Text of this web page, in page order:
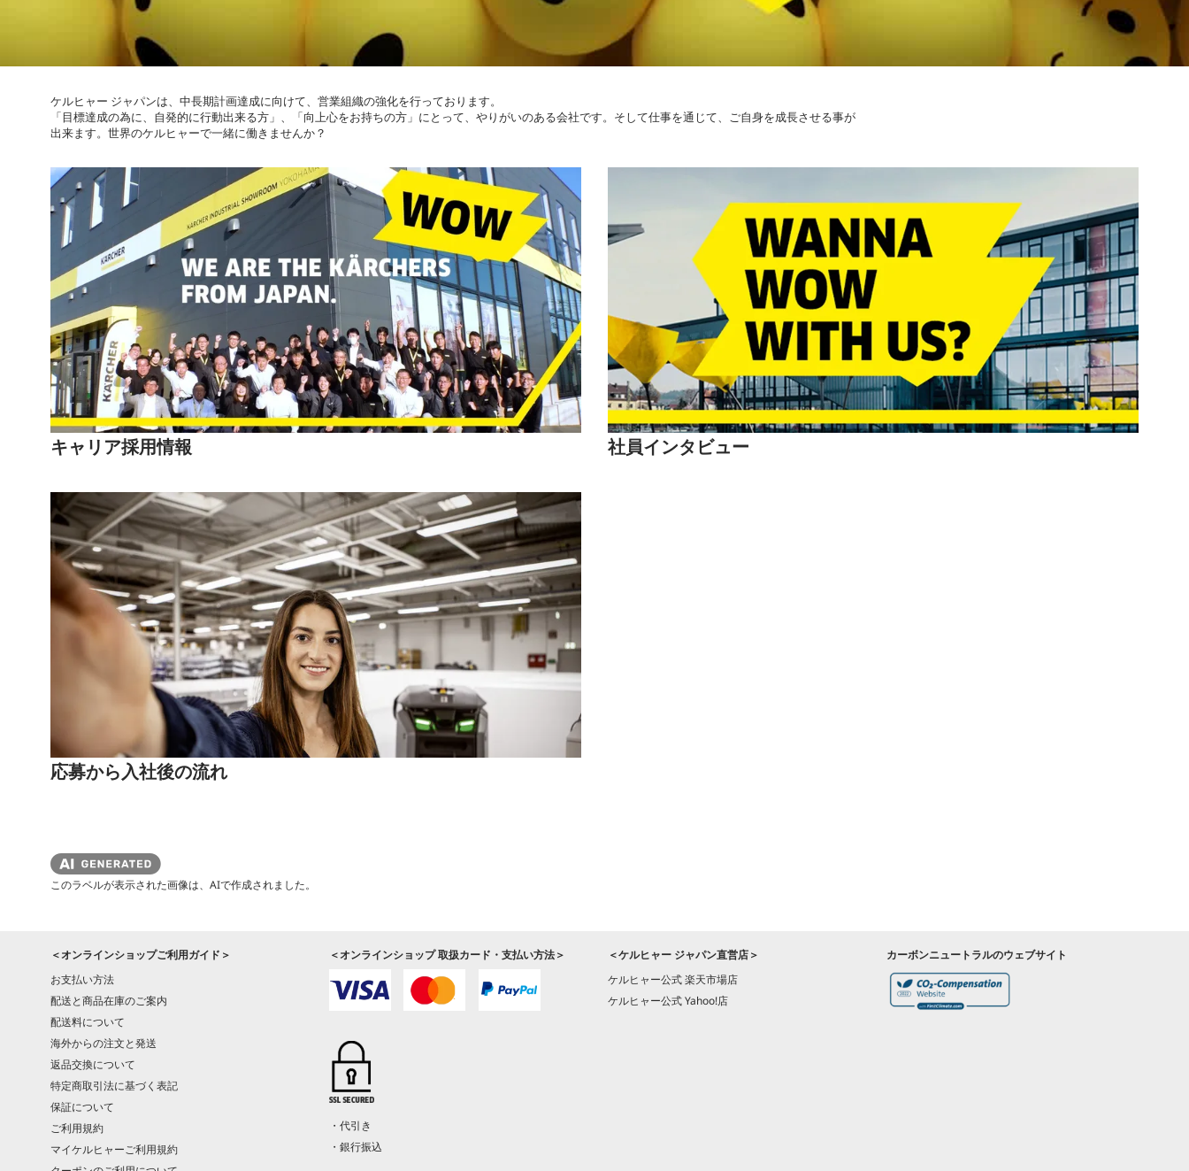
ケルヒャー ジャパンは、中長期計画達成に向けて、営業組織の強化を行っております。
「目標達成の為に、自発的に行動出来る方」、「向上心をお持ちの方」にとって、やりがいのある会社です。そして仕事を通じて、ご自身を成長させる事が
出来ます。世界のケルヒャーで一緒に働きませんか？
キャリア採用情報 社員インタビュー
応募から入社後の流れ
このラベルが表示された画像は、AIで作成されました。
＜オンラインショップご利用ガイド＞
お支払い方法
配送と商品在庫のご案内
配送料について
海外からの注文と発送
返品交換について
特定商取引法に基づく表記
保証について
ご利用規約
マイケルヒャーご利用規約
＜オンラインショップ 取扱カード・支払い方法＞
・代引き
・銀行振込
＜ケルヒャー ジャパン直営店＞
ケルヒャー公式 楽天市場店
ケルヒャー公式 Yahoo!店
カーボンニュートラルのウェブサイト